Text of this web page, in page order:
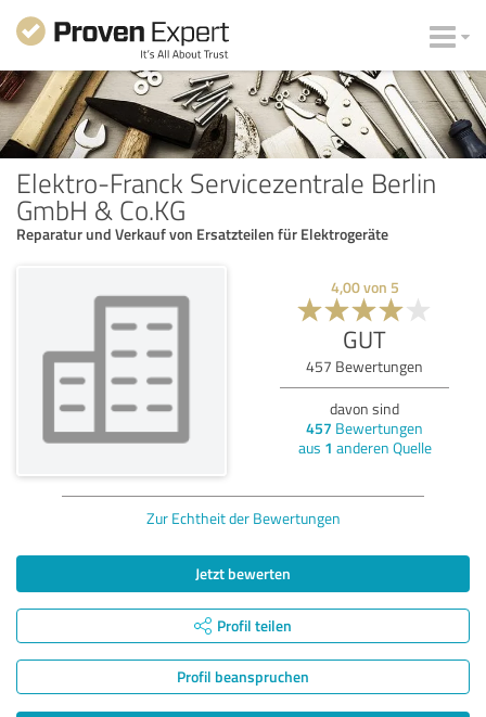
Elektro-Franck Servicezentrale Berlin
GmbH & Co.KG
Reparatur und Verkauf von Ersatzteilen für Elektrogeräte
4,00von 5
GUT
457 Bewertungen
davon sind
457 Bewertungen
aus 1 anderen Quelle
Zur Echtheit der Bewertungen
Jetzt bewerten
Profil teilen
Profil beanspruchen